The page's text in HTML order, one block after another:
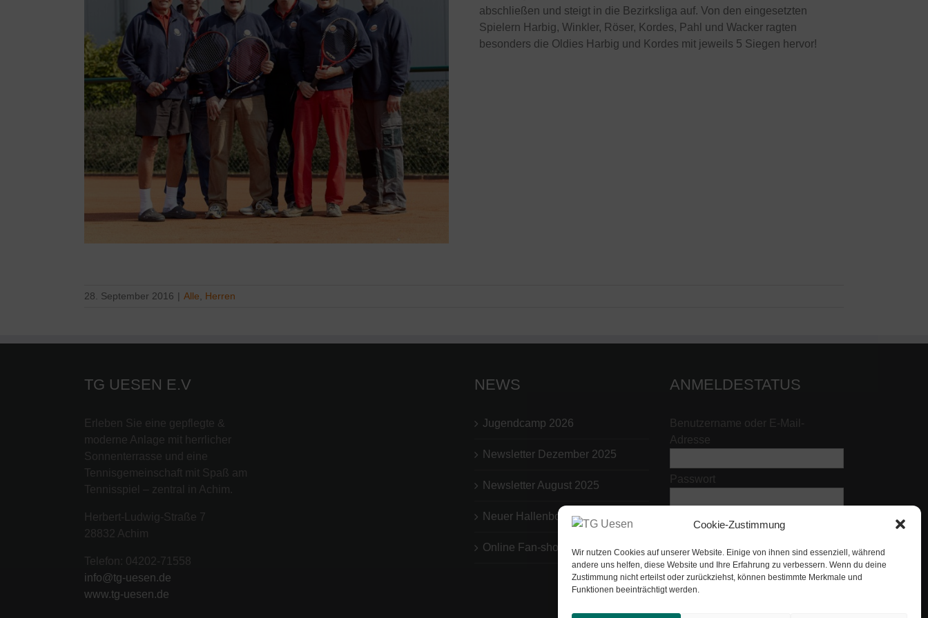
Cookie-Zustimmung
Wir nutzen Cookies auf unserer Website. Einige von ihnen sind essenziell, während
andere uns helfen, diese Website und Ihre Erfahrung zu verbessern. Wenn du deine
Zustimmung nicht erteilst oder zurückziehst, können bestimmte Merkmale und
Funktionen beeinträchtigt werden.
abschließen und steigt in die Bezirksliga auf. Von den eingesetzten
Spielern Harbig, Winkler, Röser, Kordes, Pahl und Wacker ragten
besonders die Oldies Harbig und Kordes mit jeweils 5 Siegen hervor!
28. September 2016 | Alle, Herren
TG UESEN E.V
Erleben Sie eine gepflegte &
moderne Anlage mit herrlicher
Sonnenterrasse und eine
Tennisgemeinschaft mit Spaß am
Tennisspiel – zentral in Achim.
Herbert-Ludwig-Straße 7
28832 Achim
Telefon: 04202-71558
info@tg-uesen.de
www.tg-uesen.de
NEWS
Jugendcamp 2026
Newsletter Dezember 2025
Newsletter August 2025
Neuer Hallenboden
Online Fan-shop
ANMELDESTATUS
Benutzername oder E-Mail-
Adresse
Passwort